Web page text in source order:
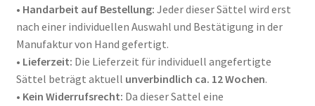
• Handarbeit auf Bestellung: Jeder dieser Sättel wird erst
nach einer individuellen Auswahl und Bestätigung in der
Manufaktur von Hand gefertigt.
• Lieferzeit: Die Lieferzeit für individuell angefertigte
Sättel beträgt aktuell unverbindlich ca. 12 Wochen.
• Kein Widerrufsrecht: Da dieser Sattel eine